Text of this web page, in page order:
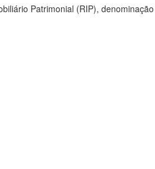
Patrimonial (RIP),